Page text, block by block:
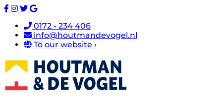
0172 - 234 406
info@houtmandevogel.nl
To our website ›